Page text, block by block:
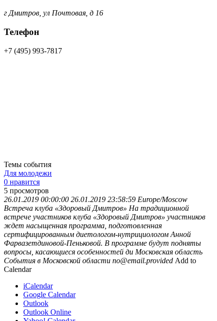
г Дмитров, ул Почтовая, д 16
Телефон
+7 (495) 993-7817
Темы события
Для молодежи
0 нравится
5 просмотров
26.01.2019 00:00:00 26.01.2019 23:58:59 Europe/Moscow
Встреча клуба «Здоровый Дмитров» На традиционной
встрече участников клуба «Здоровый Дмитров» участников
ждет насыщенная программа, подготовленная
сертифицированным диетологом-нутрициологом Анной
Фарвазетдиновой-Пеньковой. В программе будут подняты
вопросы, касающиеся особенностей ди Московская область
События в Московской области no@email.provided Add to
Calendar
iCalendar
Google Calendar
Outlook
Outlook Online